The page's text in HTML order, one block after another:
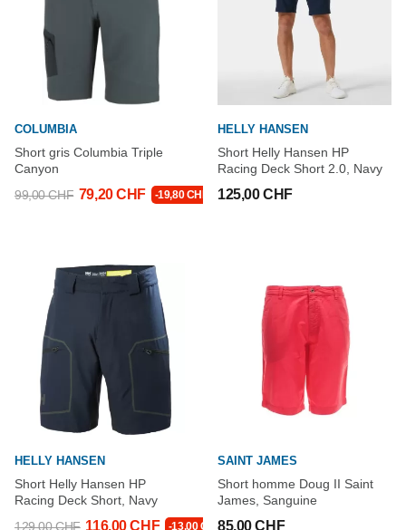
COLUMBIA
Short gris Columbia Triple
Canyon
99,00 CHF 79,20 CHF -19,80 CHF
HELLY HANSEN
Short Helly Hansen HP
Racing Deck Short 2.0, Navy
125,00 CHF
HELLY HANSEN
Short Helly Hansen HP
Racing Deck Short, Navy
129,00 CHF 116,00 CHF -13,00 CHF
SAINT JAMES
Short homme Doug II Saint
James, Sanguine
85,00 CHF